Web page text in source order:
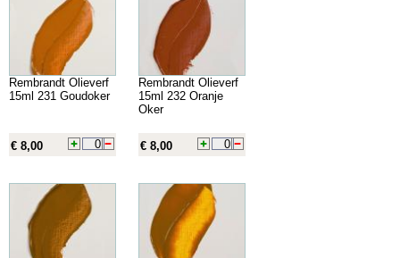
Rembrandt Olieverf
15ml 231 Goudoker
€ 8,00
Rembrandt Olieverf
15ml 232 Oranje
Oker
€ 8,00